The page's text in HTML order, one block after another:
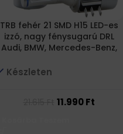
TRB fehér 21 SMD H15 LED-es
izzó, nagy fénysugarú DRL
Audi, BMW, Mercedes-Benz,
Készleten
11.990Ft